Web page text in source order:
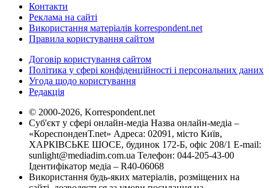
Контакти
Реклама на сайті
Використання матеріалів korrespondent.net
Правила користування сайтом
Договір користування сайтом
Політика у сфері конфіденційності і персональних даних
Угода щодо користування
Редакція
© 2000-2026, Korrespondent.net
Суб'єкт у сфері онлайн-медіа Назва онлайн-медіа –
«КореспонденТ.net» Адреса: 02091, місто Київ,
ХАРКІВСЬКЕ ШОСЕ, будинок 172-Б, офіс 208/1 E-mail:
sunlight@mediadim.com.ua Телефон: 044-205-43-00
Ідентифікатор медіа – R40-06068
Використання будь-яких матеріалів, розміщених на